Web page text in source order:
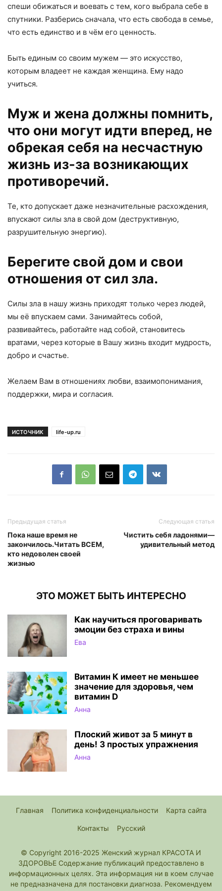
спеши обижаться и воевать с тем, кого выбрала себе в
спутники. Разберись сначала, что есть свобода в семье,
что есть единство и в чём его ценность.
Быть единым со своим мужем — это искусство,
которым владеет не каждая женщина. Ему надо
учиться.
Муж и жена должны помнить,
что они могут идти вперед, не
обрекая себя на несчастную
жизнь из-за возникающих
противоречий.
Те, кто допускает даже незначительные расхождения,
впускают силы зла в свой дом (деструктивную,
разрушительную энергию).
Берегите свой дом и свои
отношения от сил зла.
Силы зла в нашу жизнь приходят только через людей,
мы её впускаем сами. Занимайтесь собой,
развивайтесь, работайте над собой, становитесь
вратами, через которые в Вашу жизнь входит мудрость,
добро и счастье.
Желаем Вам в отношениях любви, взаимопонимания,
поддержки, мира и согласия.
ИСТОЧНИК life-up.ru
Предыдущая статья
Пока наше время не
закончилось.Читать ВСЕМ,
кто недоволен своей
жизнью
Следующая статья
Чистить себя ладонями—
удивительный метод
ЭТО МОЖЕТ БЫТЬ ИНТЕРЕСНО
Как научиться проговаривать
эмоции без страха и вины
Ева
Витамин К имеет не меньшее
значение для здоровья, чем
витамин D
Анна
Плоский живот за 5 минут в
день! 3 простых упражнения
Анна
Главная Политика конфиденциальности Карта сайта
Контакты Русский
© Copyright 2016-2025 Женский журнал КРАСОТА И
ЗДОРОВЬЕ Содержание публикаций предоставлено в
информационных целях. Эта информация ни в коем случае
не предназначена для постановки диагноза. Рекомендуем